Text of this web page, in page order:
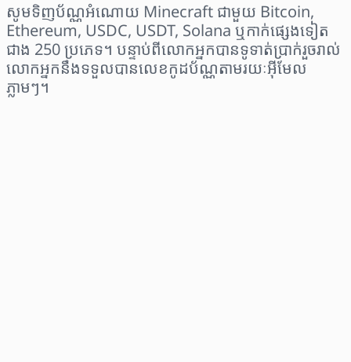
សូមទិញប័ណ្ណអំណោយ Minecraft ជាមួយ Bitcoin,
Ethereum, USDC, USDT, Solana ឬកាក់ផ្សេងទៀត
ជាង 250 ប្រភេទ។ បន្ទាប់ពីលោកអ្នកបានទូទាត់ប្រាក់រួចរាល់
លោកអ្នកនឹងទទួលបានលេខកូដប័ណ្ណតាមរយៈអ៊ីមែល
ភ្លាមៗ។